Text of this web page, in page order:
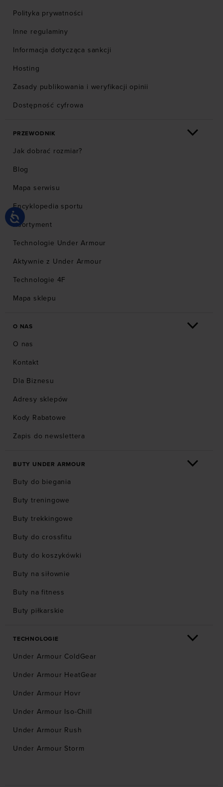
Polityka prywatności
Inne regulaminy
Informacja dotycząca sankcji
Hosting
Zasady publikowania i weryfikacji opinii
Dostępność cyfrowa
PRZEWODNIK
Jak dobrać rozmiar?
Blog
Mapa serwisu
Encyklopedia sportu
Asortyment
Technologie Under Armour
Aktywnie z Under Armour
Technologie 4F
Mapa sklepu
O NAS
O nas
Kontakt
Dla Biznesu
Adresy sklepów
Kody Rabatowe
Zapis do newslettera
BUTY UNDER ARMOUR
Buty do biegania
Buty treningowe
Buty trekkingowe
Buty do crossfitu
Buty do koszykówki
Buty na siłownie
Buty na fitness
Buty piłkarskie
TECHNOLOGIE
Under Armour ColdGear
Under Armour HeatGear
Under Armour Hovr
Under Armour Iso-Chill
Under Armour Rush
Under Armour Storm